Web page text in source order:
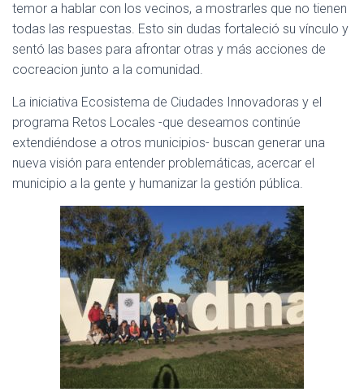
temor a hablar con los vecinos, a mostrarles que no tienen
todas las respuestas. Esto sin dudas fortaleció su vínculo y
sentó las bases para afrontar otras y más acciones de
cocreacion junto a la comunidad.
La iniciativa Ecosistema de Ciudades Innovadoras y el
programa Retos Locales -que deseamos continúe
extendiéndose a otros municipios- buscan generar una
nueva visión para entender problemáticas, acercar el
municipio a la gente y humanizar la gestión pública.